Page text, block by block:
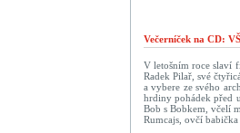
Večerníček na CD:
V letošním roce slaví
Radek Pilař, své
a vybere ze svého
hrdiny pohádek před
Bob s Bobkem, včelí
Rumcajs, ovčí